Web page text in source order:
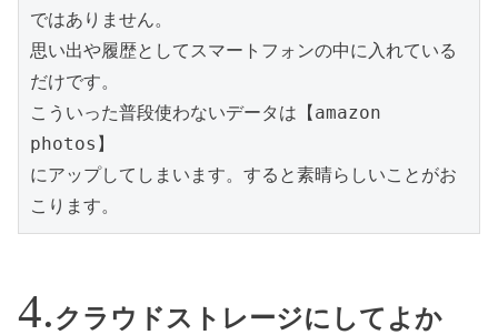
ではありません。
思い出や履歴としてスマートフォンの中に入れている
だけです。
こういった普段使わないデータは【amazon
photos】
にアップしてしまいます。すると素晴らしいことがお
こります。
クラウドストレージにしてよか